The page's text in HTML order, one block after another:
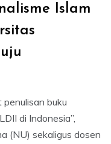
Islam
buku
di Indonesia”,
(NU) sekaligus dosen